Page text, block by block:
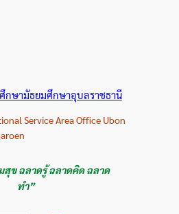
กษามัธยมศึกษาอุบลราชธานี
Service Area Office Ubon
สุข ฉลาดรู้ ฉลาดคิด ฉลาด
ทำ”